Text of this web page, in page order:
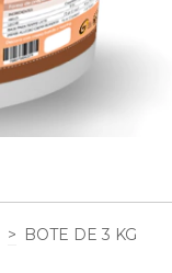
> BOTE DE 3 KG